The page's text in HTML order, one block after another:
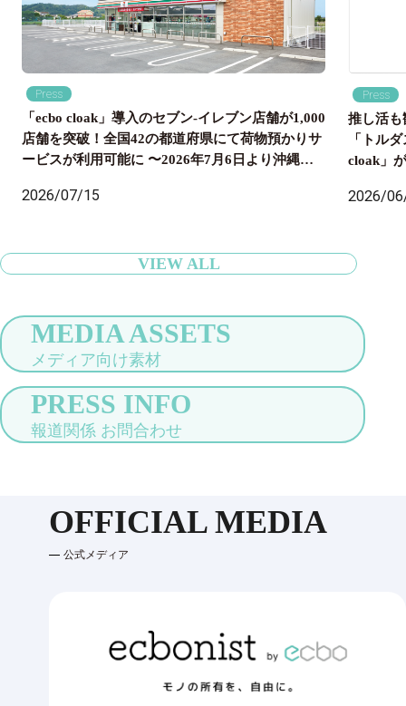
Press
「ecbo cloak」導入のセブン‐イレブン店舗が1,000
店舗を突破！全国42の都道府県にて荷物預かりサ
ービスが利用可能に 〜2026年7月6日より沖縄県
行者の身軽な旅をサポート〜
2026/07/15
Press
推し活
「トル
cloak」
2026/
VIEW ALL
MEDIA ASSETS
メディア向け素材
PRESS INFO
報道関係 お問合わせ
OFFICIAL MEDIA
公式メディア